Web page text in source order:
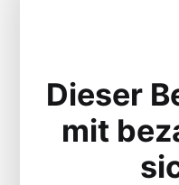
Dieser
mit